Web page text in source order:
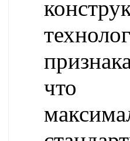
что